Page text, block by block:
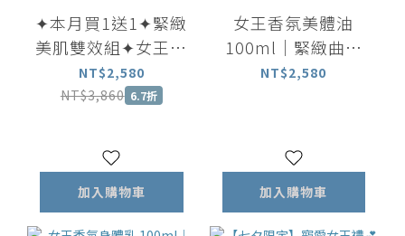
✦本月買1送1✦緊緻
美肌雙效組✦女王香
氛美體油100ml 贈
美體乳100ml
NT$2,580
NT$3,860 6.7折
加入購物車
女王香氛美體油
100ml｜緊緻曲線
放鬆身心 穴道按摩
NT$2,580
加入購物車